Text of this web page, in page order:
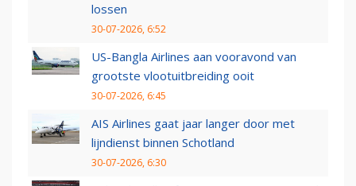
lossen
30-07-2026, 6:52
US-Bangla Airlines aan vooravond van
grootste vlootuitbreiding ooit
30-07-2026, 6:45
AIS Airlines gaat jaar langer door met
lijndienst binnen Schotland
30-07-2026, 6:30